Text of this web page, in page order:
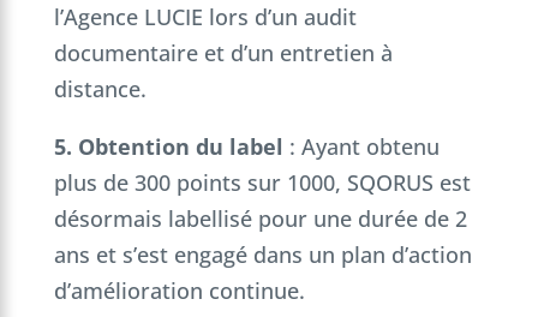
l’Agence LUCIE lors d’un audit
documentaire et d’un entretien à
distance.
5. Obtention du label : Ayant obtenu
plus de 300 points sur 1000, SQORUS est
désormais labellisé pour une durée de 2
ans et s’est engagé dans un plan d’action
d’amélioration continue.